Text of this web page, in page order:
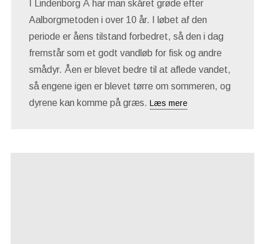
I Lindenborg Å har man skåret grøde efter
Aalborgmetoden i over 10 år. I løbet af den
periode er åens tilstand forbedret, så den i dag
fremstår som et godt vandløb for fisk og andre
smådyr. Åen er blevet bedre til at aflede vandet,
så engene igen er blevet tørre om sommeren, og
dyrene kan komme på græs. Læs mere